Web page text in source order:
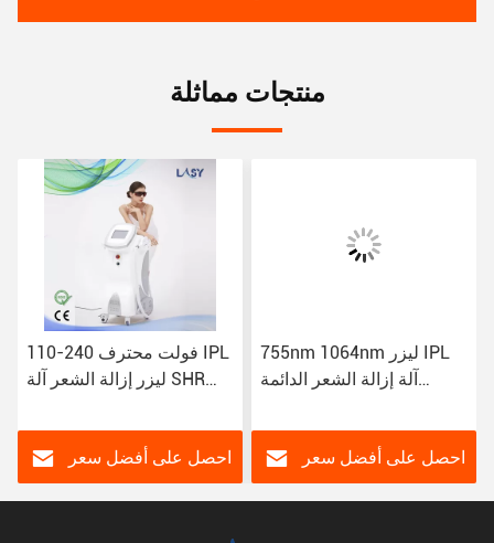
منتجات مماثلة
110-240 فولت محترف IPL
ليزر إزالة الشعر آلة SHR
احصل على أفضل سعر
755nm 1064nm ليزر IPL
آلة إزالة الشعر الدائمة
احصل على أفضل سعر